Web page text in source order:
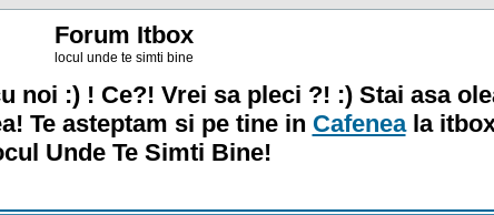
Forum Itbox
locul unde te simti bine
noi :) ! Ce?! Vrei sa pleci ?! :) Stai asa
Te asteptam si pe tine in Cafeneala
Unde Te Simti Bine!